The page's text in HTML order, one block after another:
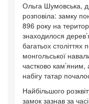
Ольга Шумовська,
розповіла: замку
896 року на
знаходилося
багатьох
монгольської
частково
набігу татар
Найбільшого
замок зазнав за